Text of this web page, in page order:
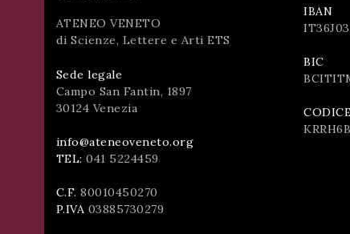
ATENEO VENETO
di Scienze, Lettere e Arti ETS
Sede legale
Campo San Fantin, 1897
30124 Venezia
info@ateneoveneto.org
TEL: 041 5224459
C.F. 80010450270
P.IVA 03885730279
IBAN
BIC